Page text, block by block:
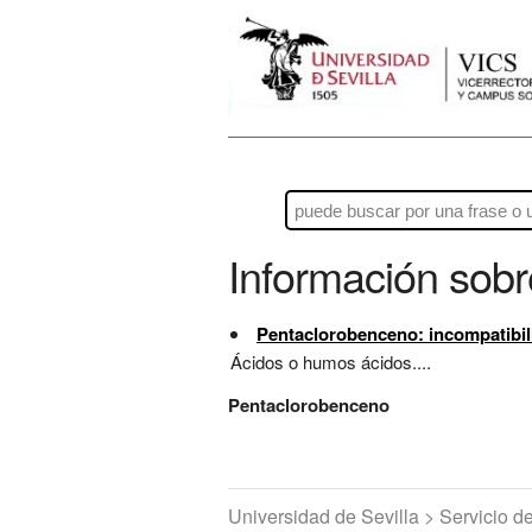
Información
Pentaclorobenceno:
Ácidos o humos ácidos....
Pentaclorobenceno
Universidad de Sevilla > Servicio